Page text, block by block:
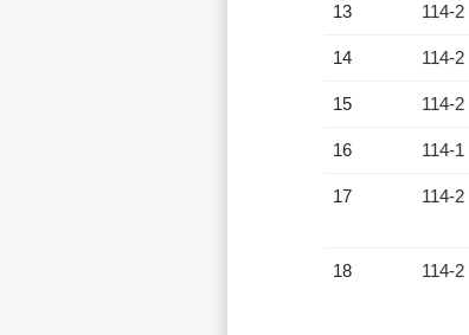
13 114-2
14 114-2
15 114-2
16 114-1
17 114-2
18 114-2